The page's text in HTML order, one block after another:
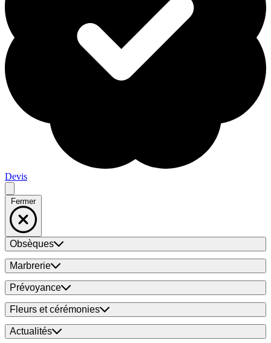
Devis
Fermer
Obsèques
Marbrerie
Prévoyance
Fleurs et cérémonies
Actualités